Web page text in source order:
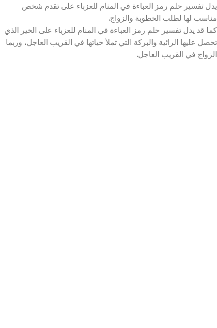
يدل تفسير حلم رمز العباءة في المنام للعزباء على تقدم شخص
مناسب لها لطلب الخطوبة والزواج.
كما قد يدل تفسير حلم رمز العباءة في المنام للعزباء على الخير الذي
تحصل عليها الرائية والبركة التي تملأ حياتها في القريب العاجل، وربما
الزواج في القريب العاجل.